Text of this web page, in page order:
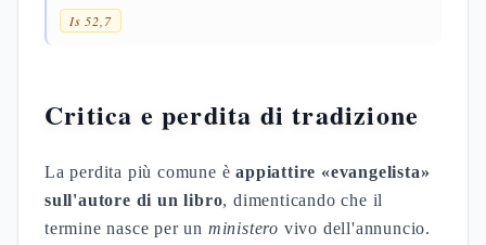
Is 52,7
Critica e perdita di tradizione
La perdita più comune èappiattire «evangelista»
sull'autore di un libro, dimenticando che il
termine nasce per un ministero vivo dell'annuncio.